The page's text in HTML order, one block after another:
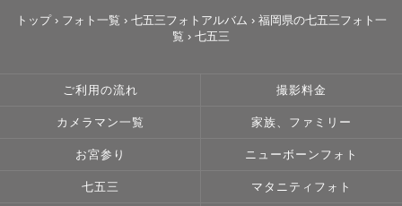
トップ› フォト一覧 › 七五三フォトアルバム › 福岡県の七五三フォト一
覧 › 七五三
ご利用の流れ 撮影料金
カメラマン一覧 家族、ファミリー
お宮参り ニューボーンフォト
七五三 マタニティフォト